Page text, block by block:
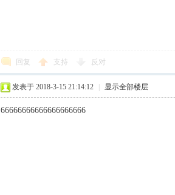
回复 支持 反对
发表于 2018-3-15 21:14:12 显示全部楼层
66666666666666666666